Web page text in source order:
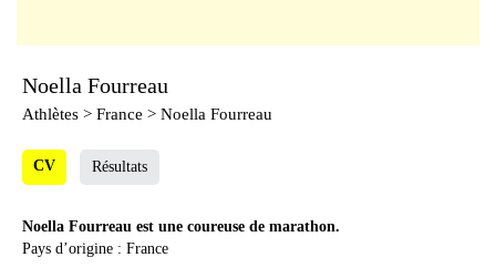
Noella Fourreau
Athlètes > France > Noella Fourreau
CV Résultats
Noella Fourreau est une coureuse de marathon.
Pays d’origine : France